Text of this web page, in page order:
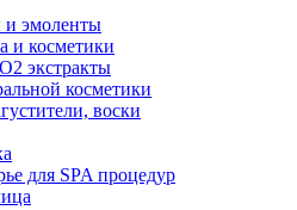
эмоленты
и косметики
экстракты
косметики
воски
для SPA процедур